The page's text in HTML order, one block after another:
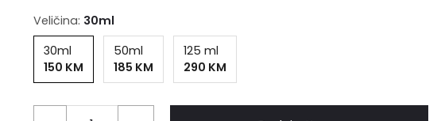
Veličina: 30ml
30ml
150 KM
50ml
185 KM
125 ml
290 KM